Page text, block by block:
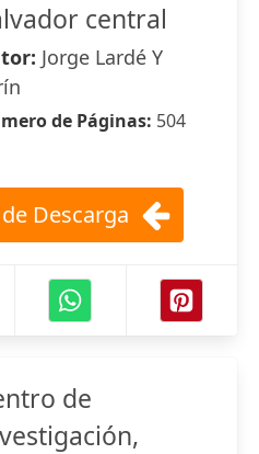
central
Jorge Lardé Y
de Páginas: 504
Descarga
de